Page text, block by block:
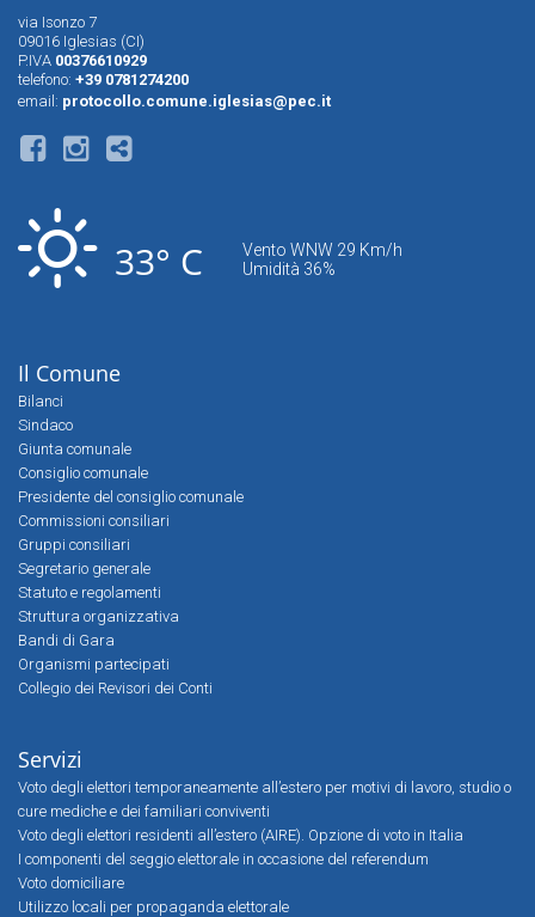
via Isonzo 7
09016 Iglesias (CI)
P.IVA 00376610929
telefono: +39 0781274200
email: protocollo.comune.iglesias@pec.it
33° C
Vento WNW 29 Km/h
Umidità 36%
Il Comune
Bilanci
Sindaco
Giunta comunale
Consiglio comunale
Presidente del consiglio comunale
Commissioni consiliari
Gruppi consiliari
Segretario generale
Statuto e regolamenti
Struttura organizzativa
Bandi di Gara
Organismi partecipati
Collegio dei Revisori dei Conti
Servizi
Voto degli elettori temporaneamente all’estero per motivi di lavoro, studio o
cure mediche e dei familiari conviventi
Voto degli elettori residenti all’estero (AIRE). Opzione di voto in Italia
I componenti del seggio elettorale in occasione del referendum
Voto domiciliare
Utilizzo locali per propaganda elettorale